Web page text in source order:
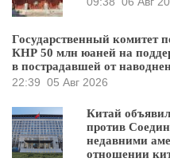
Государственный комитет
КНР 50 млн юаней на
в пострадавшей от
22:39 05 Авг 2026
Китай
против
недавними
отношении